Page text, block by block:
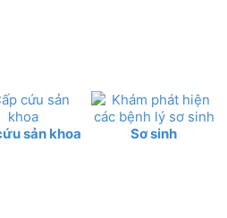
sản khoa
Sơ sinh